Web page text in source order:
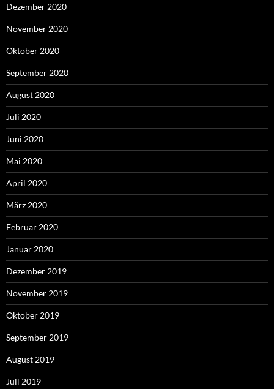
Dezember 2020
November 2020
Oktober 2020
September 2020
August 2020
Juli 2020
Juni 2020
Mai 2020
April 2020
März 2020
Februar 2020
Januar 2020
Dezember 2019
November 2019
Oktober 2019
September 2019
August 2019
Juli 2019